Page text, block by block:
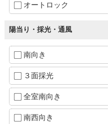
オートロック
陽当り・採光・通風
南向き
３面採光
全室南向き
南西向き